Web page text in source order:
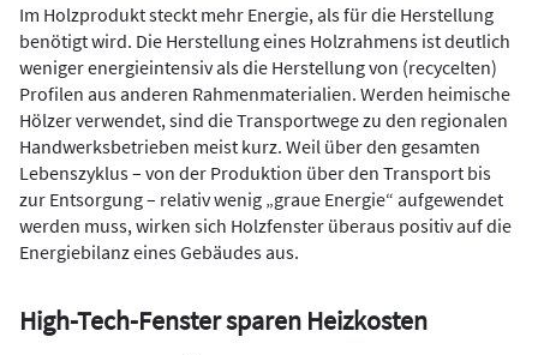
Im Holzprodukt steckt mehr Energie, als für die Herstellung
benötigt wird. Die Herstellung eines Holzrahmens ist deutlich
weniger energieintensiv als die Herstellung von (recycelten)
Profilen aus anderen Rahmenmaterialien. Werden heimische
Hölzer verwendet, sind die Transportwege zu den regionalen
Handwerksbetrieben meist kurz. Weil über den gesamten
Lebenszyklus – von der Produktion über den Transport bis
zur Entsorgung – relativ wenig „graue Energie“ aufgewendet
werden muss, wirken sich Holzfenster überaus positiv auf die
Energiebilanz eines Gebäudes aus.
High-Tech-Fenster sparen Heizkosten